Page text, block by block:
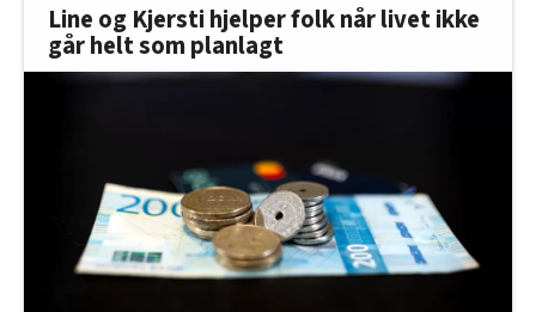
Line og Kjersti hjelper folk når livet ikke
går helt som planlagt